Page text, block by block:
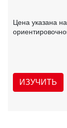
Цена указана
ИЗУЧИТЬ